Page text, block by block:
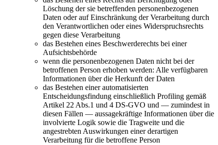
Löschung der sie betreffenden personenbezogenen
Daten oder auf Einschränkung der Verarbeitung durch
den Verantwortlichen oder eines Widerspruchsrechts
gegen diese Verarbeitung
das Bestehen eines Beschwerderechts bei einer
Aufsichtsbehörde
wenn die personenbezogenen Daten nicht bei der
betroffenen Person erhoben werden: Alle verfügbaren
Informationen über die Herkunft der Daten
das Bestehen einer automatisierten
Entscheidungsfindung einschließlich Profiling gemäß
Artikel 22 Abs.1 und 4 DS-GVO und — zumindest in
diesen Fällen — aussagekräftige Informationen über die
involvierte Logik sowie die Tragweite und die
angestrebten Auswirkungen einer derartigen
Verarbeitung für die betroffene Person